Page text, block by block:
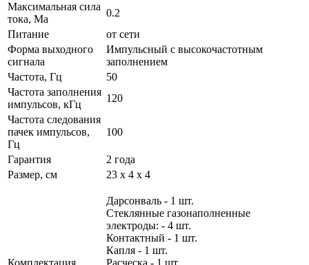
Максимальная сила
тока, Ма
0.2
Питание
от сети
Форма выходного
сигнала
Импульсный с высокочастотным
заполнением
Частота, Гц
50
Частота заполнения
импульсов, кГц
120
Частота следования
пачек импульсов,
Гц
100
Гарантия
2 года
Размер, см
23 х 4 х 4
Комплектация
Дарсонваль - 1 шт.
Стеклянные газонаполненные
электроды: - 4 шт.
Контактный - 1 шт.
Капля - 1 шт.
Расческа - 1 шт.